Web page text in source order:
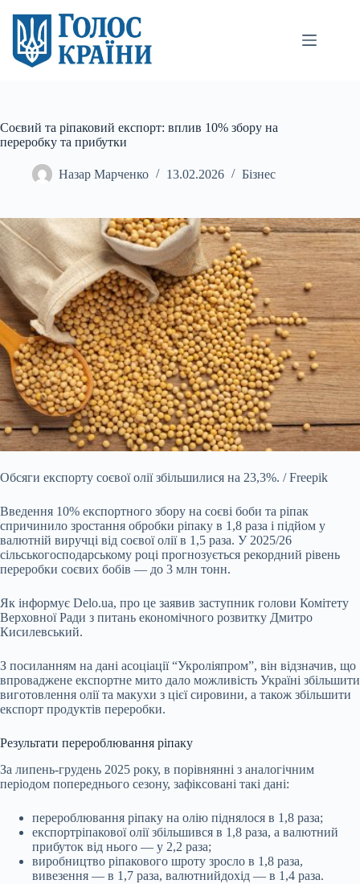
вмісту
Соєвий та ріпаковий експорт: вплив 10% збору на
переробку та прибутки
Назар Марченко 13.02.2026 Бізнес
Обсяги експорту соєвої олії збільшилися на 23,3%. / Freepik
Введення 10% експортного збору на соєві боби та ріпак
спричинило зростання обробки ріпаку в 1,8 раза і підйом у
валютній виручці від соєвої олії в 1,5 раза. У 2025/26
сільськогосподарському році прогнозується рекордний рівень
переробки соєвих бобів — до 3 млн тонн.
Як інформує Delo.ua, про це заявив заступник голови Комітету
Верховної Ради з питань економічного розвитку Дмитро
Кисилевський.
З посиланням на дані асоціації “Укроліяпром”, він відзначив, що
впроваджене експортне мито дало можливість Україні збільшити
виготовлення олії та макухи з цієї сировини, а також збільшити
експорт продуктів переробки.
Результати перероблювання ріпаку
За липень-грудень 2025 року, в порівнянні з аналогічним
періодом попереднього сезону, зафіксовані такі дані:
перероблювання ріпаку на олію піднялося в 1,8 раза;
експортріпакової олії збільшився в 1,8 раза, а валютний
прибуток від нього — у 2,2 раза;
виробництво ріпакового шроту зросло в 1,8 раза,
вивезення — в 1,7 раза, валютнийдохід — в 1,4 раза.